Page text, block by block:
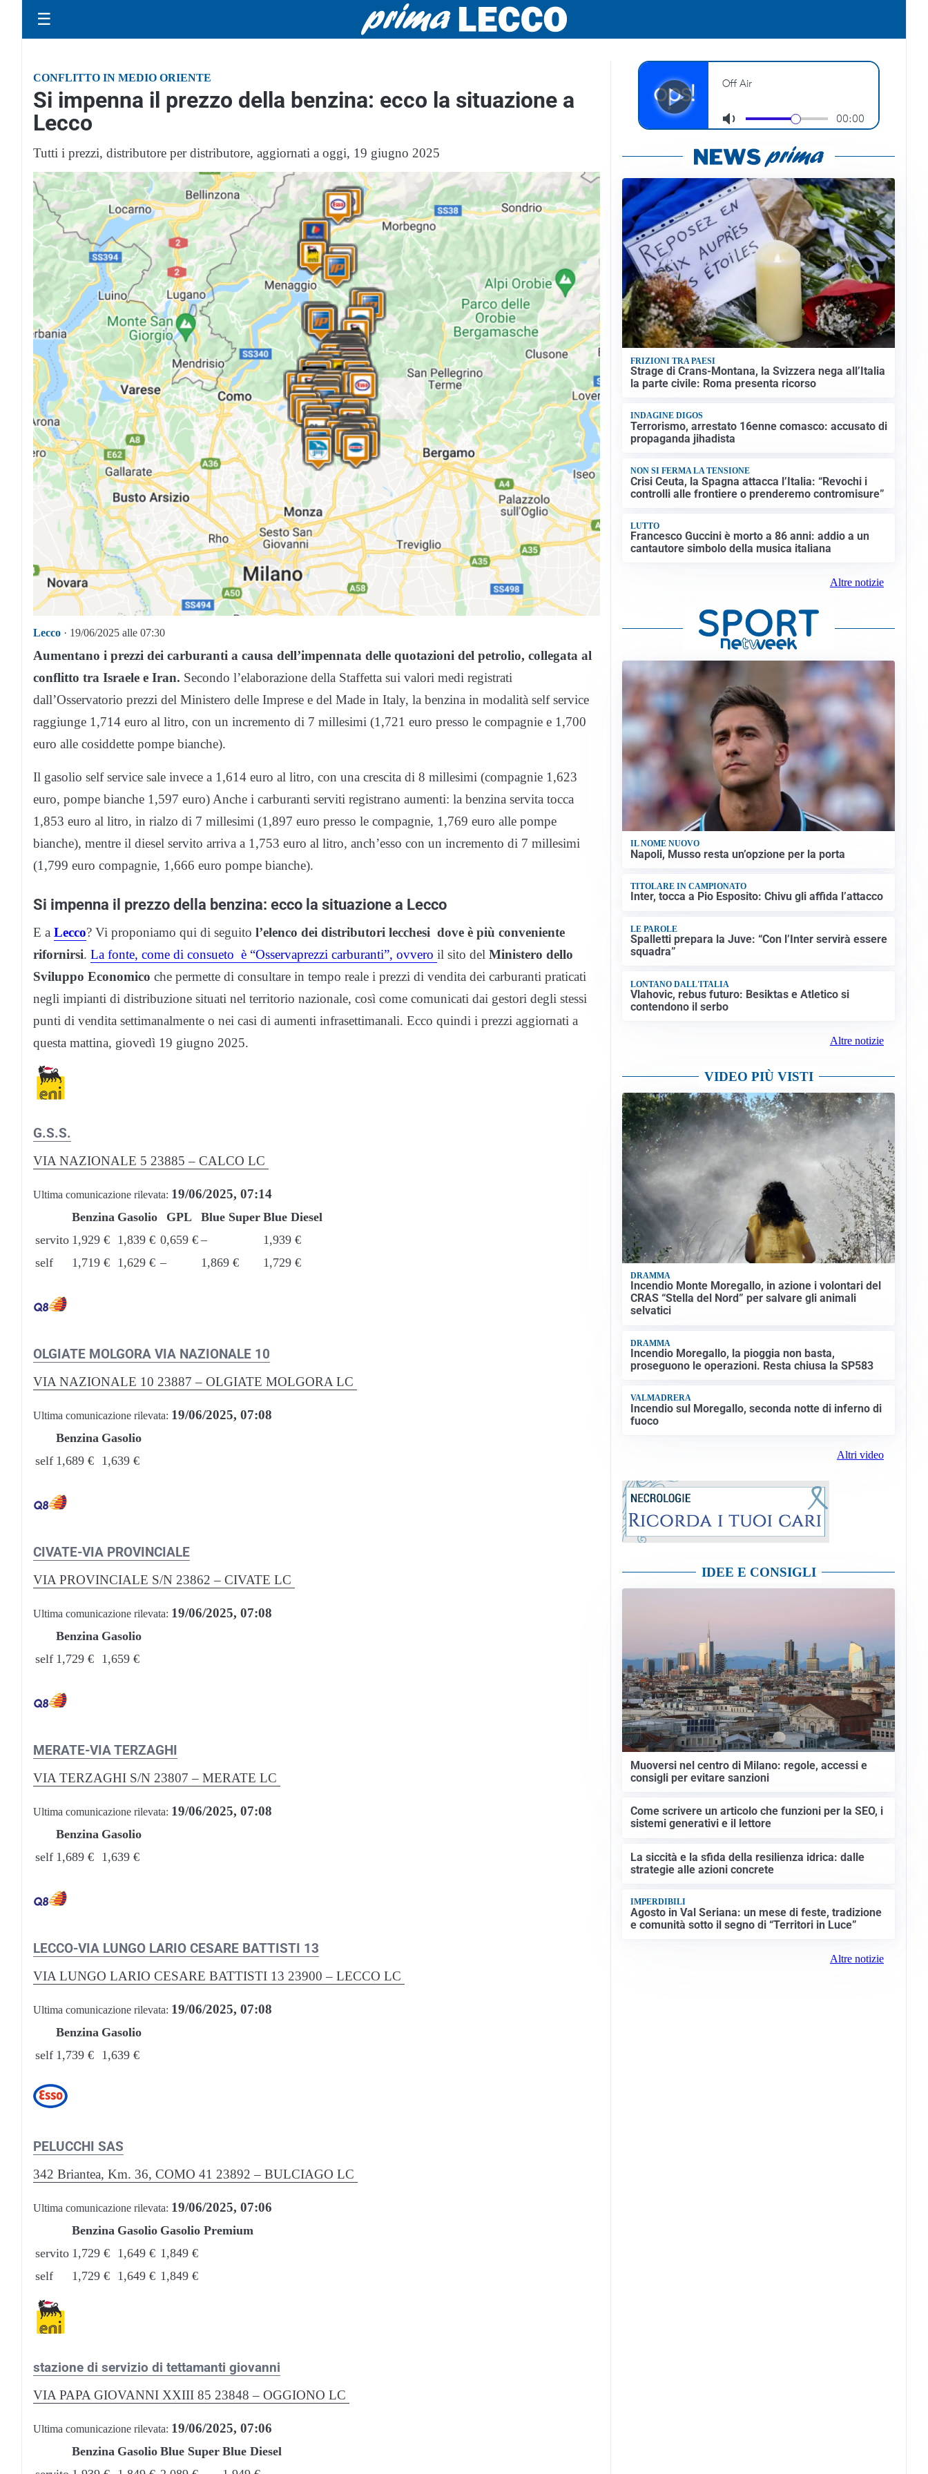
☰
CONFLITTO IN MEDIO ORIENTE
Si impenna il prezzo della benzina: ecco la situazione a
Lecco
Tutti i prezzi, distributore per distributore, aggiornati a oggi, 19 giugno 2025
Lecco · 19/06/2025 alle 07:30
Aumentano i prezzi dei carburanti a causa dell’impennata delle quotazioni del petrolio, collegata al
conflitto tra Israele e Iran. Secondo l’elaborazione della Staffetta sui valori medi registrati
dall’Osservatorio prezzi del Ministero delle Imprese e del Made in Italy, la benzina in modalità self service
raggiunge 1,714 euro al litro, con un incremento di 7 millesimi (1,721 euro presso le compagnie e 1,700
euro alle cosiddette pompe bianche).
Il gasolio self service sale invece a 1,614 euro al litro, con una crescita di 8 millesimi (compagnie 1,623
euro, pompe bianche 1,597 euro) Anche i carburanti serviti registrano aumenti: la benzina servita tocca
1,853 euro al litro, in rialzo di 7 millesimi (1,897 euro presso le compagnie, 1,769 euro alle pompe
bianche), mentre il diesel servito arriva a 1,753 euro al litro, anch’esso con un incremento di 7 millesimi
(1,799 euro compagnie, 1,666 euro pompe bianche).
Si impenna il prezzo della benzina: ecco la situazione a Lecco
E a Lecco? Vi proponiamo qui di seguito l’elenco dei distributori lecchesi dove è più conveniente
rifornirsi. La fonte, come di consueto è “Osservaprezzi carburanti”, ovvero il sito del Ministero dello
Sviluppo Economico che permette di consultare in tempo reale i prezzi di vendita dei carburanti praticati
negli impianti di distribuzione situati nel territorio nazionale, così come comunicati dai gestori degli stessi
punti di vendita settimanalmente o nei casi di aumenti infrasettimanali. Ecco quindi i prezzi aggiornati a
questa mattina, giovedì 19 giugno 2025.
G.S.S.
VIA NAZIONALE 5 23885 – CALCO LC
Ultima comunicazione rilevata: 19/06/2025, 07:14
Benzina Gasolio GPL Blue Super Blue Diesel
servito 1,929 € 1,839 € 0,659 € –
1,939 €
self
1,719 € 1,629 € – 1,869 € 1,729 €
OLGIATE MOLGORA VIA NAZIONALE 10
VIA NAZIONALE 10 23887 – OLGIATE MOLGORA LC
Ultima comunicazione rilevata: 19/06/2025, 07:08
Benzina Gasolio
self 1,689 € 1,639 €
CIVATE-VIA PROVINCIALE
VIA PROVINCIALE S/N 23862 – CIVATE LC
Ultima comunicazione rilevata: 19/06/2025, 07:08
Benzina Gasolio
self 1,729 € 1,659 €
MERATE-VIA TERZAGHI
VIA TERZAGHI S/N 23807 – MERATE LC
Ultima comunicazione rilevata: 19/06/2025, 07:08
Benzina Gasolio
self 1,689 € 1,639 €
LECCO-VIA LUNGO LARIO CESARE BATTISTI 13
VIA LUNGO LARIO CESARE BATTISTI 13 23900 – LECCO LC
Ultima comunicazione rilevata: 19/06/2025, 07:08
Benzina Gasolio
self 1,739 € 1,639 €
PELUCCHI SAS
342 Briantea, Km. 36, COMO 41 23892 – BULCIAGO LC
Ultima comunicazione rilevata: 19/06/2025, 07:06
Benzina Gasolio Gasolio Premium
servito 1,729 € 1,649 € 1,849 €
self
1,729 € 1,649 € 1,849 €
stazione di servizio di tettamanti giovanni
VIA PAPA GIOVANNI XXIII 85 23848 – OGGIONO LC
Ultima comunicazione rilevata: 19/06/2025, 07:06
Benzina Gasolio Blue Super Blue Diesel
FRIZIONI TRA PAESI
Strage di Crans-Montana, la Svizzera nega all’Italia
la parte civile: Roma presenta ricorso
INDAGINE DIGOS
Terrorismo, arrestato 16enne comasco: accusato di
propaganda jihadista
NON SI FERMA LA TENSIONE
Crisi Ceuta, la Spagna attacca l’Italia: “Revochi i
controlli alle frontiere o prenderemo contromisure”
LUTTO
Francesco Guccini è morto a 86 anni: addio a un
cantautore simbolo della musica italiana
Altre notizie
IL NOME NUOVO
Napoli, Musso resta un’opzione per la porta
TITOLARE IN CAMPIONATO
Inter, tocca a Pio Esposito: Chivu gli affida l’attacco
LE PAROLE
Spalletti prepara la Juve: “Con l’Inter servirà essere
squadra”
LONTANO DALL'ITALIA
Vlahovic, rebus futuro: Besiktas e Atletico si
contendono il serbo
Altre notizie
VIDEO PIÙ VISTI
DRAMMA
Incendio Monte Moregallo, in azione i volontari del
CRAS “Stella del Nord” per salvare gli animali
selvatici
DRAMMA
Incendio Moregallo, la pioggia non basta,
proseguono le operazioni. Resta chiusa la SP583
VALMADRERA
Incendio sul Moregallo, seconda notte di inferno di
fuoco
Altri video
IDEE E CONSIGLI
Muoversi nel centro di Milano: regole, accessi e
consigli per evitare sanzioni
Come scrivere un articolo che funzioni per la SEO, i
sistemi generativi e il lettore
La siccità e la sfida della resilienza idrica: dalle
strategie alle azioni concrete
IMPERDIBILI
Agosto in Val Seriana: un mese di feste, tradizione
e comunità sotto il segno di “Territori in Luce”
Altre notizie